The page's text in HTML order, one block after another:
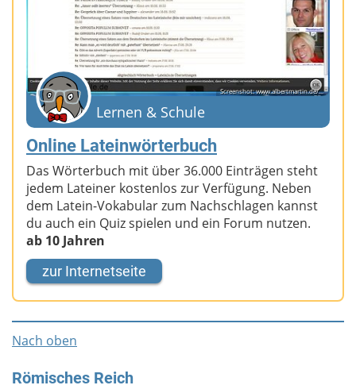
Screenshot: www.albertmartin.de/...
Lernen & Schule
Online Lateinwörterbuch
Das Wörterbuch mit über 36.000 Einträgen steht
jedem Lateiner kostenlos zur Verfügung. Neben
dem Latein-Vokabular zum Nachschlagen kannst
du auch ein Quiz spielen und ein Forum nutzen.
ab 10 Jahren
zur Internetseite
Nach oben
Römisches Reich